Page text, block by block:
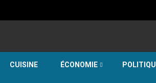
CUISINE ÉCONOMIE